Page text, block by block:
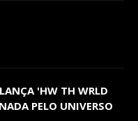
'HW TH WRLD
PELO UNIVERSO